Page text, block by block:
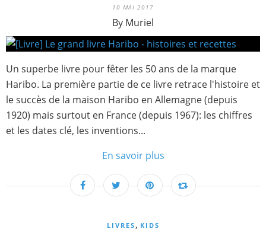
10 MAI 2017
By Muriel
Un superbe livre pour fêter les 50 ans de la marque
Haribo. La première partie de ce livre retrace l'histoire et
le succès de la maison Haribo en Allemagne (depuis
1920) mais surtout en France (depuis 1967): les chiffres
et les dates clé, les inventions...
En savoir plus
LIVRES, KIDS